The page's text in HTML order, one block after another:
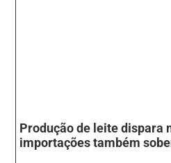
Produção de leite dispara
importações também